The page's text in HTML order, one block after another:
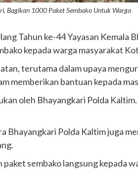
Bagikan 1000 Paket Sembako Untuk Warga
Tahun ke-44 Yayasan Kemala
kepada warga masyarakat
terutama dalam upaya
memberikan bantuan kepada
oleh Bhayangkari Polda
Polda Kaltim juga
sembako langsung kepada